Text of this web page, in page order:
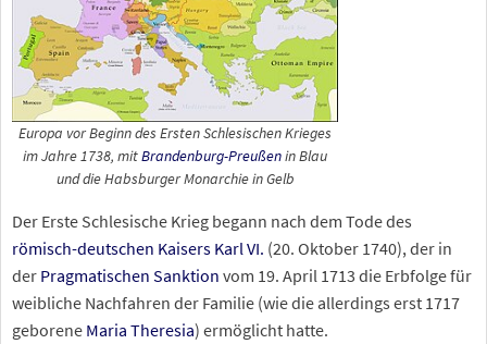
Europa vor Beginn des Ersten Schlesischen Krieges
im Jahre 1738, mitBrandenburg-Preußenin Blau
und die Habsburger Monarchie in Gelb
Der Erste Schlesische Krieg begann nach dem Tode des
römisch-deutschen Kaisers Karl VI. (20. Oktober 1740), der in
der Pragmatischen Sanktion vom 19. April 1713 die Erbfolge für
weibliche Nachfahren der Familie (wie die allerdings erst 1717
geborene Maria Theresia) ermöglicht hatte.